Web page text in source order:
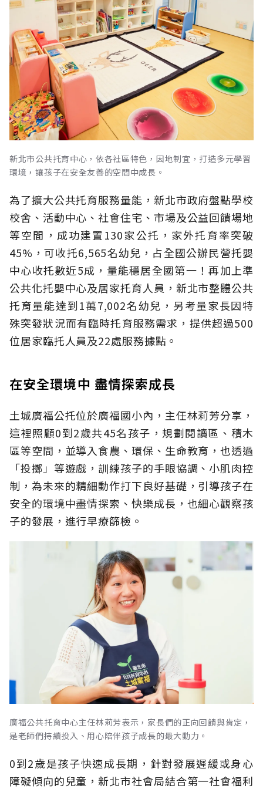
新北市公共托育中心，依各社區特色，因地制宜，打造多元學習
環境，讓孩子在安全友善的空間中成長。
為了擴大公共托育服務量能，新北市政府盤點學校
校舍、活動中心、社會住宅、市場及公益回饋場地
等空間，成功建置130家公托，家外托育率突破
45%，可收托6,565名幼兒，占全國公辦民營托嬰
中心收托數近5成，量能穩居全國第一！再加上準
公共化托嬰中心及居家托育人員，新北市整體公共
托育量能達到1萬7,002名幼兒，另考量家長因特
殊突發狀況而有臨時托育服務需求，提供超過500
位居家臨托人員及22處服務據點。
在安全環境中 盡情探索成長
土城廣福公托位於廣福國小內，主任林莉芳分享，
這裡照顧0到2歲共45名孩子，規劃閱讀區、積木
區等空間，並導入食農、環保、生命教育，也透過
「投擲」等遊戲，訓練孩子的手眼協調、小肌肉控
制，為未來的精細動作打下良好基礎，引導孩子在
安全的環境中盡情探索、快樂成長，也細心觀察孩
子的發展，進行早療篩檢。
廣福公共托育中心主任林莉芳表示，家長們的正向回饋與肯定，
是老師們持續投入、用心陪伴孩子成長的最大動力。
0到2歲是孩子快速成長期，針對發展遲緩或身心
障礙傾向的兒童，新北市社會局結合第一社會福利